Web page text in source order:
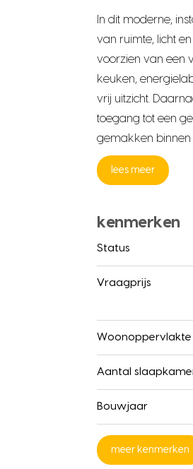
In dit moderne,
van ruimte, licht
voorzien van een
keuken,
vrij uitzicht.
toegang tot een
gemakken binnen
lees meer
kenmerken
Status
Vraagprijs
Woonoppervlakte
Aantal
Bouwjaar
meer kenmerken